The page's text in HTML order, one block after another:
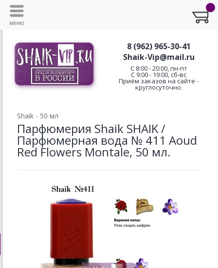
8 (962) 965-30-41
Shaik-Vip@mail.ru
C 8:00 - 20:00, пн-пт
С 9:00 - 19:00, сб-вс
Приём заказов на сайте -
круглосуточно.
Shaik - 50 мл
Парфюмерия Shaik SHAIK /
Парфюмерная вода № 411 Aoud
Red Flowers Montale, 50 мл.